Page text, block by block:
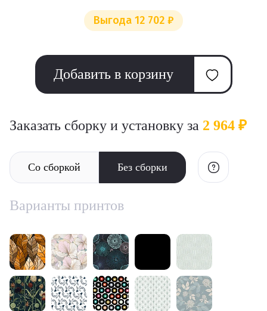
Выгода 12 702 ₽
Добавить в корзину
Заказать сборку и установку за 2 964 ₽
Со сборкой Без сборки
Варианты принтов